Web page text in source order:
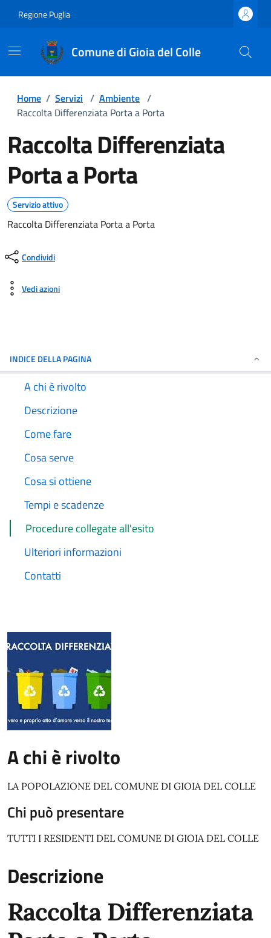
Regione Puglia
Comune di Gioia del Colle
Home / Servizi / Ambiente /
Raccolta Differenziata Porta a Porta
Raccolta Differenziata
Porta a Porta
Servizio attivo
Raccolta Differenziata Porta a Porta
Condividi
Vedi azioni
INDICE DELLA PAGINA
A chi è rivolto
Descrizione
Come fare
Cosa serve
Cosa si ottiene
Tempi e scadenze
Procedure collegate all'esito
Ulteriori informazioni
Contatti
A chi è rivolto
LA POPOLAZIONE DEL COMUNE DI GIOIA DEL COLLE
Chi può presentare
TUTTI I RESIDENTI DEL COMUNE DI GIOIA DEL COLLE
Descrizione
Raccolta Differenziata